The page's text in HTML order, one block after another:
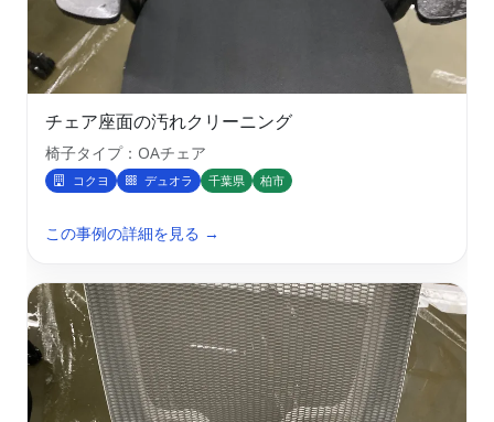
チェア座面の汚れクリーニング
椅子タイプ：OAチェア
コクヨ デュオラ 千葉県 柏市
この事例の詳細を見る →